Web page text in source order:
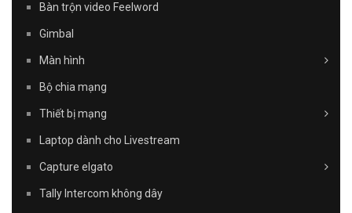
Bàn trộn video Feelword
Gimbal
Màn hình
Bộ chia mạng
Thiết bị mạng
Laptop dành cho Livestream
Capture elgato
Tally Intercom không dây